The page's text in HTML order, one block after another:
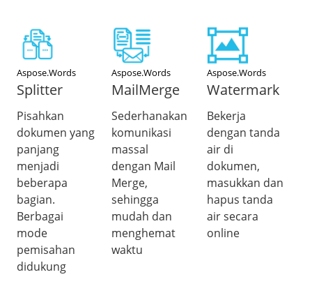
Aspose.Words
Splitter
Pisahkan
dokumen yang
panjang
menjadi
beberapa
bagian.
Berbagai
mode
pemisahan
didukung
Aspose.Words
MailMerge
Sederhanakan
komunikasi
massal
dengan Mail
Merge,
sehingga
mudah dan
menghemat
waktu
Aspose.Words
Watermark
Bekerja
dengan tanda
air di
dokumen,
masukkan dan
hapus tanda
air secara
online